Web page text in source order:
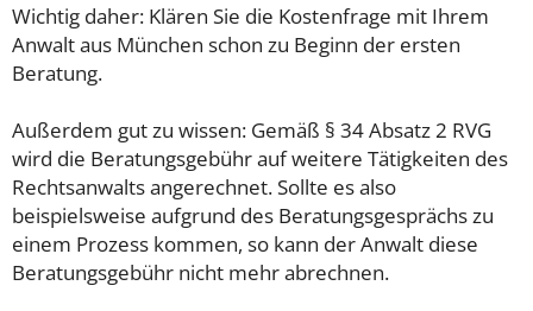
Wichtig daher: Klären Sie die Kostenfrage mit Ihrem
Anwalt aus München schon zu Beginn der ersten
Beratung.
Außerdem gut zu wissen: Gemäß § 34 Absatz 2 RVG
wird die Beratungsgebühr auf weitere Tätigkeiten des
Rechtsanwalts angerechnet. Sollte es also
beispielsweise aufgrund des Beratungsgesprächs zu
einem Prozess kommen, so kann der Anwalt diese
Beratungsgebühr nicht mehr abrechnen.